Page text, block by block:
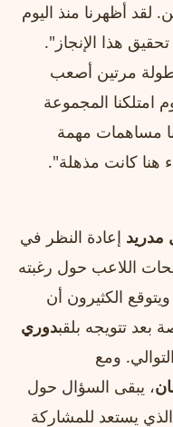
لقد أظهرنا منذ اليوم
هذا الإنجاز".
مرتين أصعب
امتلكنا المجموعة
مساهمات مهمة
هنا كانت مذهلة".
مدريد إعادة النظر في
اللاعب حول رغبته
الكثيرون أن
بعد تتويجه بلقبدوري
ومع
، يبقى السؤال حول
يستعد للمشاركة